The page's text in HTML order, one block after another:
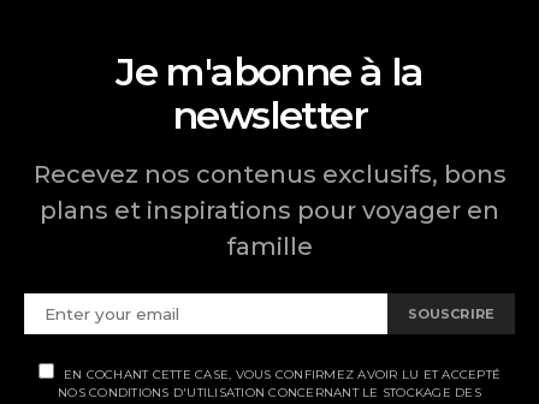
Je m'abonne à la
newsletter
Recevez nos contenus exclusifs, bons
plans et inspirations pour voyager en
famille
SOUSCRIRE
EN COCHANT CETTE CASE, VOUS CONFIRMEZ AVOIR LU ET ACCEPTÉ
NOS CONDITIONS D'UTILISATION CONCERNANT LE STOCKAGE DES